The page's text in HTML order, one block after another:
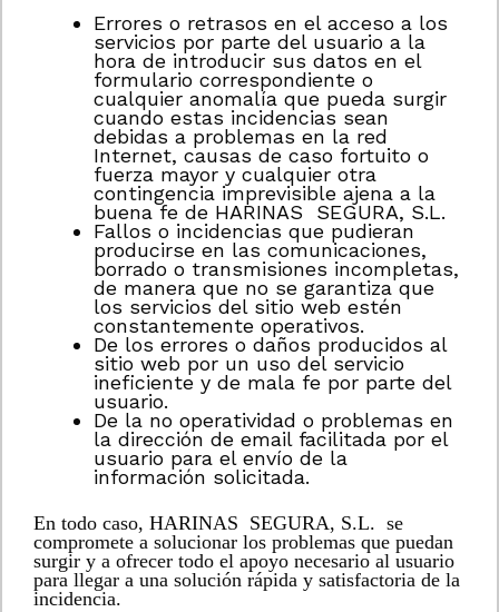
Errores o retrasos en el acceso a los
servicios por parte del usuario a la
hora de introducir sus datos en el
formulario correspondiente o
cualquier anomalía que pueda surgir
cuando estas incidencias sean
debidas a problemas en la red
Internet, causas de caso fortuito o
fuerza mayor y cualquier otra
contingencia imprevisible ajena a la
buena fe de HARINAS SEGURA, S.L.
Fallos o incidencias que pudieran
producirse en las comunicaciones,
borrado o transmisiones incompletas,
de manera que no se garantiza que
los servicios del sitio web estén
constantemente operativos.
De los errores o daños producidos al
sitio web por un uso del servicio
ineficiente y de mala fe por parte del
usuario.
De la no operatividad o problemas en
la dirección de email facilitada por el
usuario para el envío de la
información solicitada.
En todo caso, HARINAS SEGURA, S.L. se
compromete a solucionar los problemas que puedan
surgir y a ofrecer todo el apoyo necesario al usuario
para llegar a una solución rápida y satisfactoria de la
incidencia.